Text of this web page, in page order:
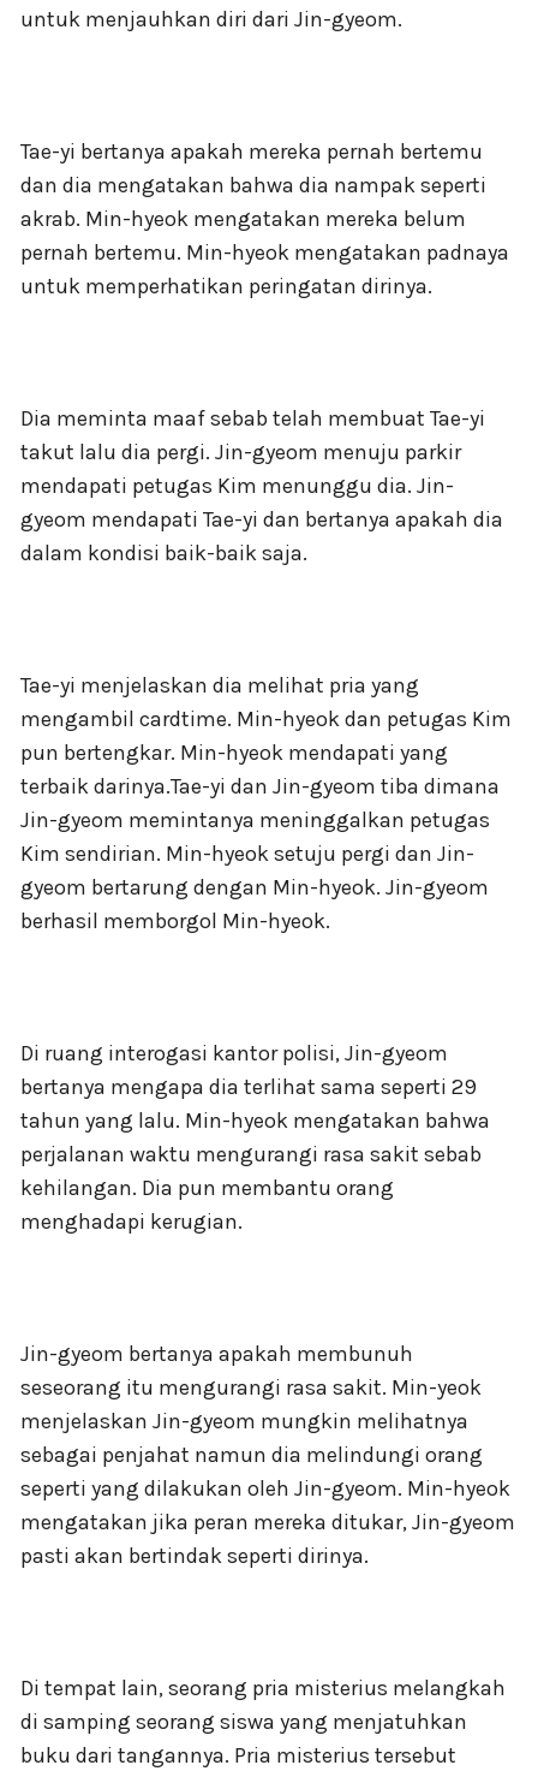
untuk menjauhkan diri dari Jin-gyeom.
Tae-yi bertanya apakah mereka pernah bertemu
dan dia mengatakan bahwa dia nampak seperti
akrab. Min-hyeok mengatakan mereka belum
pernah bertemu. Min-hyeok mengatakan padnaya
untuk memperhatikan peringatan dirinya.
Dia meminta maaf sebab telah membuat Tae-yi
takut lalu dia pergi. Jin-gyeom menuju parkir
mendapati petugas Kim menunggu dia. Jin-
gyeom mendapati Tae-yi dan bertanya apakah dia
dalam kondisi baik-baik saja.
Tae-yi menjelaskan dia melihat pria yang
mengambil cardtime. Min-hyeok dan petugas Kim
pun bertengkar. Min-hyeok mendapati yang
terbaik darinya.Tae-yi dan Jin-gyeom tiba dimana
Jin-gyeom memintanya meninggalkan petugas
Kim sendirian. Min-hyeok setuju pergi dan Jin-
gyeom bertarung dengan Min-hyeok. Jin-gyeom
berhasil memborgol Min-hyeok.
Di ruang interogasi kantor polisi, Jin-gyeom
bertanya mengapa dia terlihat sama seperti 29
tahun yang lalu. Min-hyeok mengatakan bahwa
perjalanan waktu mengurangi rasa sakit sebab
kehilangan. Dia pun membantu orang
menghadapi kerugian.
Jin-gyeom bertanya apakah membunuh
seseorang itu mengurangi rasa sakit. Min-yeok
menjelaskan Jin-gyeom mungkin melihatnya
sebagai penjahat namun dia melindungi orang
seperti yang dilakukan oleh Jin-gyeom. Min-hyeok
mengatakan jika peran mereka ditukar, Jin-gyeom
pasti akan bertindak seperti dirinya.
Di tempat lain, seorang pria misterius melangkah
di samping seorang siswa yang menjatuhkan
buku dari tangannya. Pria misterius tersebut